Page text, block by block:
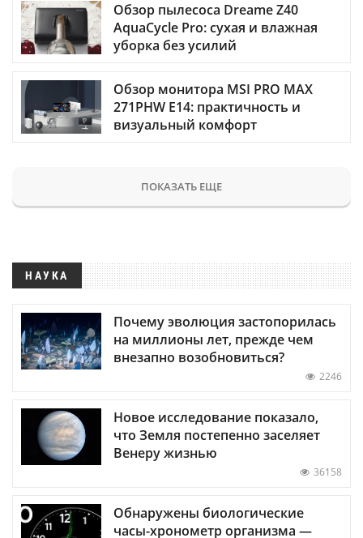
Обзор пылесоса Dreame Z40
AquaCycle Pro: сухая и влажная
уборка без усилий
Обзор монитора MSI PRO MAX
271PHW E14: практичность и
визуальный комфорт
ПОКАЗАТЬ ЕЩЕ
НАУКА
Почему эволюция застопорилась
на миллионы лет, прежде чем
внезапно возобновиться?
2246
Новое исследование показало,
что Земля постепенно заселяет
Венеру жизнью
36158
Обнаружены биологические
часы-хронометр организма —